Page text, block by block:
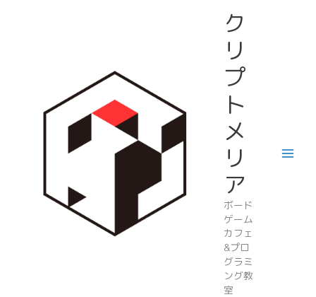
ク
リ
プ
ト
メ
リ
ア
ボード
ゲーム
カフェ
&プロ
グラミ
ング教
室